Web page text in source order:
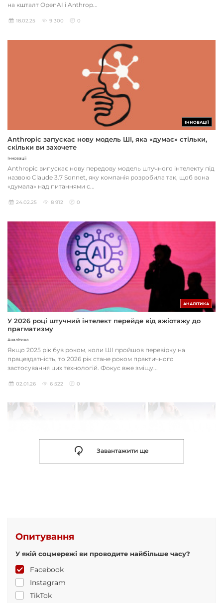
на кшталт OpenAI і Anthrop...
18.02.25 9 300 0
ІННОВАЦІЇ
Anthropic запускає нову модель ШІ, яка «думає» стільки,
скільки ви захочете
Інновації
Anthropic випускає нову передову модель штучного інтелекту під
назвою Claude 3.7 Sonnet, яку компанія розробила так, щоб вона
«думала» над питаннями с...
24.02.25 8 912 0
АНАЛІТИКА
У 2026 році штучний інтелект перейде від ажіотажу до
прагматизму
Аналітика
Якщо 2025 рік був роком, коли ШІ пройшов перевірку на
працездатність, то 2026 рік стане роком практичного
застосування цих технологій. Фокус вже зміщу...
02.01.26 6 522 0
Завантажити ще
Опитування
У якій соцмережі ви проводите найбільше часу?
Facebook
Instagram
TikTok